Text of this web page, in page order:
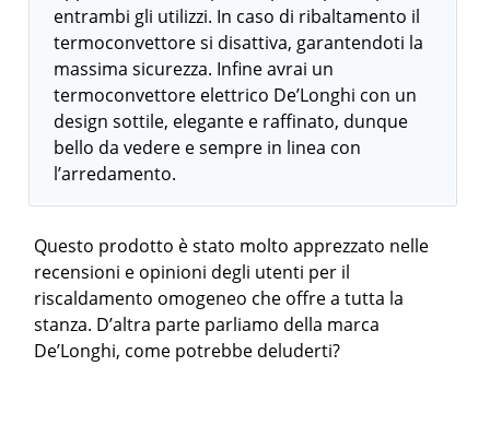
entrambi gli utilizzi. In caso di ribaltamento il
termoconvettore si disattiva, garantendoti la
massima sicurezza. Infine avrai un
termoconvettore elettrico De’Longhi con un
design sottile, elegante e raffinato, dunque
bello da vedere e sempre in linea con
l’arredamento.
Questo prodotto è stato molto apprezzato nelle
recensioni e opinioni degli utenti per il
riscaldamento omogeneo che offre a tutta la
stanza. D’altra parte parliamo della marca
De’Longhi, come potrebbe deluderti?